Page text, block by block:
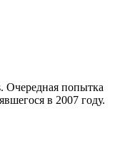
Очередная попытка
в 2007 году.